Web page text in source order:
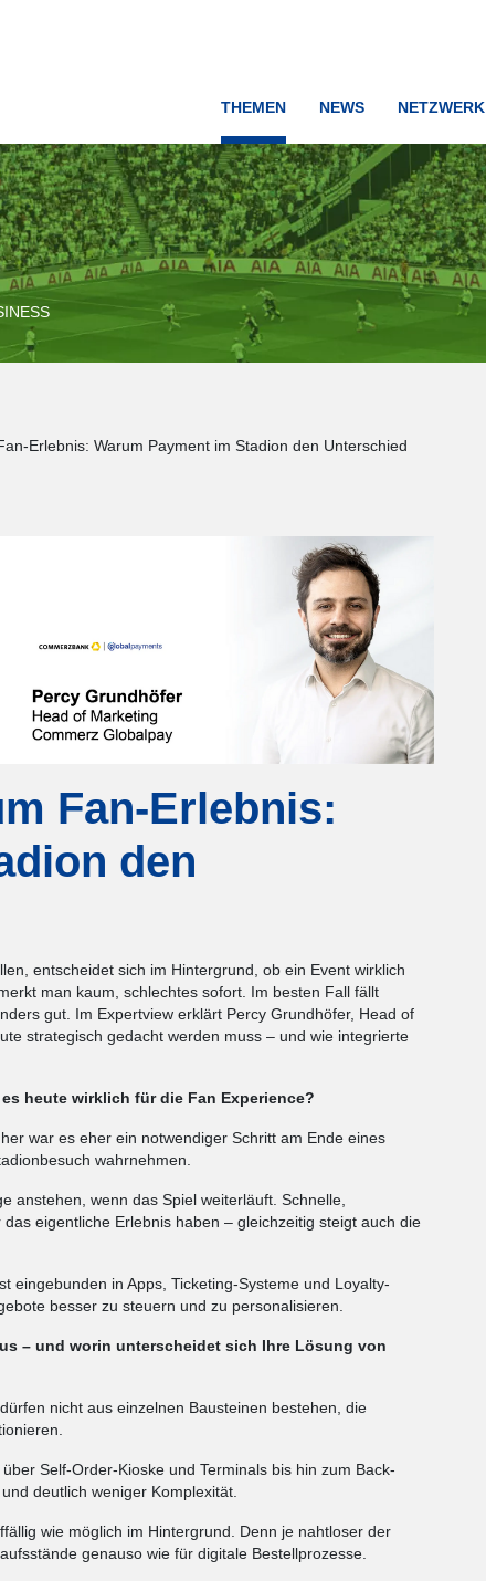
THEMEN NEWS NETZWERK
Erlebnis: Warum Payment im Stadion den Unterschied
Fan-Erlebnis:
den
entscheidet sich im Hintergrund, ob ein Event wirklich
man kaum, schlechtes sofort. Im besten Fall fällt
gut. Im Expertview erklärt Percy Grundhöfer, Head of
strategisch gedacht werden muss – und wie integrierte
heute wirklich für die Fan Experience?
war es eher ein notwendiger Schritt am Ende eines
wahrnehmen.
anstehen, wenn das Spiel weiterläuft. Schnelle,
eigentliche Erlebnis haben – gleichzeitig steigt auch die
eingebunden in Apps, Ticketing-Systeme und Loyalty-
besser zu steuern und zu personalisieren.
– und worin unterscheidet sich Ihre Lösung von
nicht aus einzelnen Bausteinen bestehen, die
Self-Order-Kioske und Terminals bis hin zum Back-
deutlich weniger Komplexität.
wie möglich im Hintergrund. Denn je nahtloser der
genauso wie für digitale Bestellprozesse.